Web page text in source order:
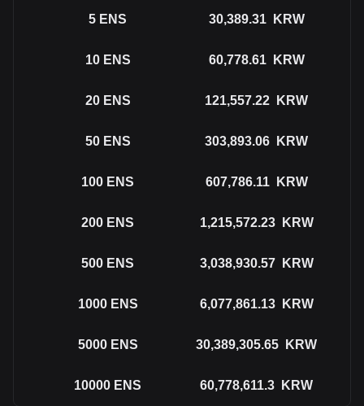
5 ENS 30,389.31 KRW
10 ENS 60,778.61 KRW
20 ENS 121,557.22 KRW
50 ENS 303,893.06 KRW
100 ENS 607,786.11 KRW
200 ENS 1,215,572.23 KRW
500 ENS 3,038,930.57 KRW
1000 ENS 6,077,861.13 KRW
5000 ENS 30,389,305.65 KRW
10000 ENS 60,778,611.3 KRW